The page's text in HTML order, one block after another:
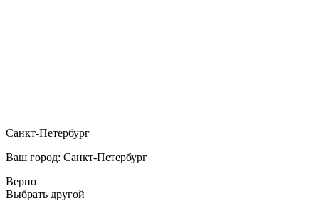
Санкт-Петербург
Ваш город: Санкт-Петербург
Верно
Выбрать другой